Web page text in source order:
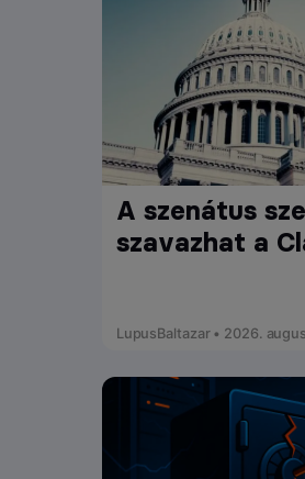
A szenátus
szavazhat a
LupusBaltazar • 2026.